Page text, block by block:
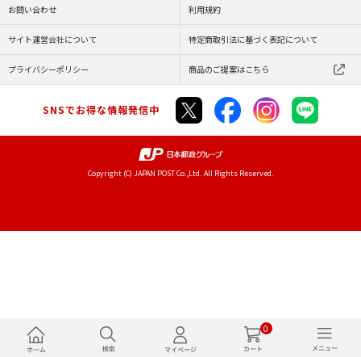
0
お問い合わせ 利用規約
サイト運営会社について 特定商取引法に基づく表記について
プライバシーポリシー 商品のご提案はこちら
SNSでお得な情報発信中
Copyright (C) JAPAN POST Co.,Ltd. All Rights Reserved.